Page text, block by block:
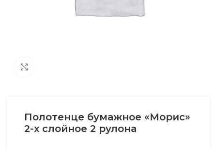
Полотенце бумажное «Морис»
2-х слойное 2 рулона